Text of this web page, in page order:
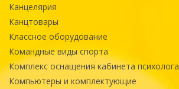
Канцелярия
Канцтовары
Классное оборудование
Командные виды спорта
Комплекс оснащения кабинета психолога
Компьютеры и комплектующие